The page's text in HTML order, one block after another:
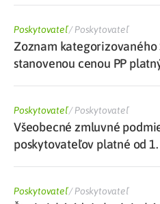
Poskytovateľ/Poskytovateľ
Zoznam kategorizovaného
stanovenou cenou PP
Poskytovateľ/Poskytovateľ
Všeobecné zmluvné
poskytovateľov platné od 1.
Poskytovateľ/Poskytovateľ